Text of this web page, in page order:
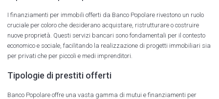
I finanziamenti per immobili offerti da Banco Popolare rivestono un ruolo
cruciale per coloro che desiderano acquistare, ristrutturare o costruire
nuove proprietà. Questi servizi bancari sono fondamentali per il contesto
economico e sociale, facilitando la realizzazione di progetti immobiliari sia
per privati che per piccoli e medi imprenditori.
Tipologie di prestiti offerti
Banco Popolare offre una vasta gamma di mutui e finanziamenti per